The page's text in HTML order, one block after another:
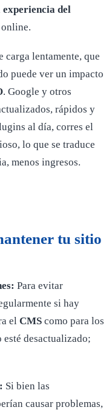
experiencia del
carga lentamente, que
puede ver un impacto
. Google y otros
rápidos y
al día, corres el
lo que se traduce
menos ingresos.
tu sitio
Para evitar
si hay
el CMS como para los
esté desactualizado;
Si bien las
causar problemas,